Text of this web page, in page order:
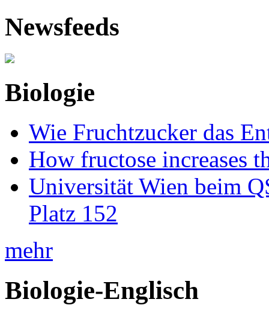
Newsfeeds
Biologie
Wie Fruchtzucker das
How fructose increases
Universität Wien beim
Platz 152
mehr
Biologie-Englisch